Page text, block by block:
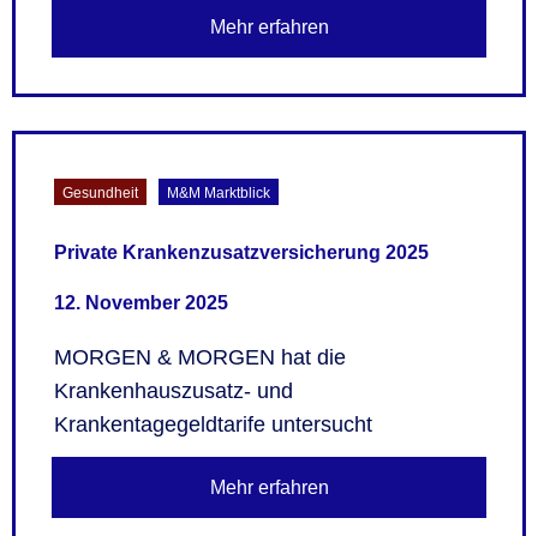
Mehr erfahren
Gesundheit M&M Marktblick
Private Krankenzusatzversicherung 2025
12. November 2025
MORGEN & MORGEN hat die
Krankenhauszusatz- und
Krankentagegeldtarife untersucht
Mehr erfahren